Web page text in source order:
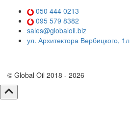
050 444 0213
095 579 8382
sales@globaloil.biz
ул. Архитектора Вербицкого, 1л
© Global Oil 2018 - 2026